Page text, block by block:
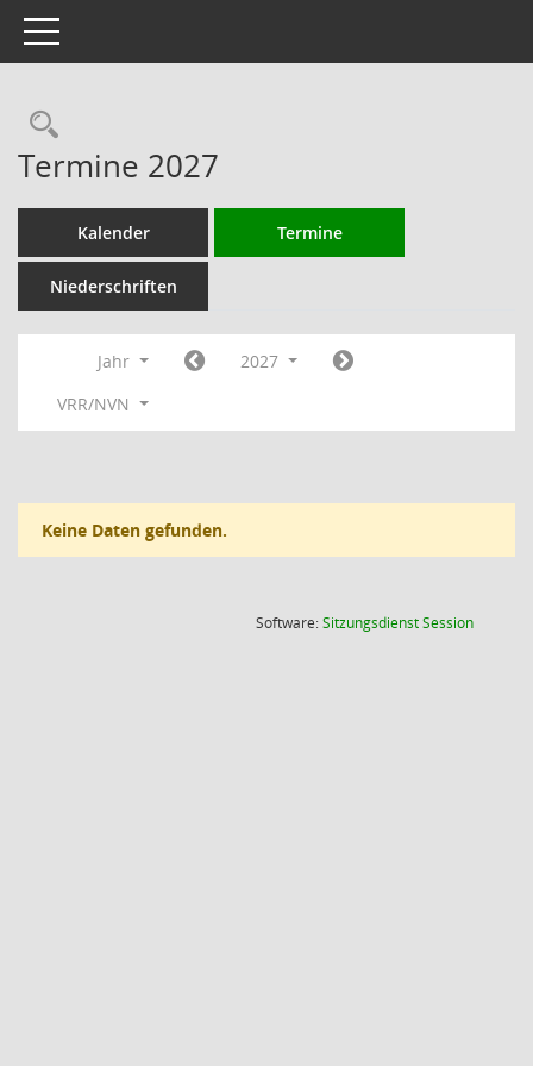
Toggle navigation
Rechercheauswahl
Termine 2027
Kalender Termine
Niederschriften
Jahr
2027
VRR/NVN
Keine Daten gefunden.
Software:SitzungsdienstSession(Wird in